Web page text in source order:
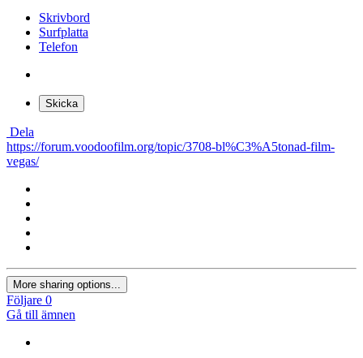
Skrivbord
Surfplatta
Telefon
Skicka
Dela
https://forum.voodoofilm.org/topic/3708-bl%C3%A5tonad-film-
vegas/
More sharing options...
Följare 0
Gå till ämnen